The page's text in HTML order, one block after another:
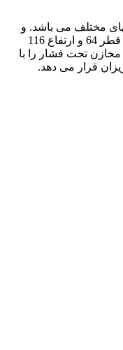
مختلف می باشد. و
منبع تحت فشار 300 لیتری با فشار 10 بار قطر 64 و ارتفاع 116
تحت فشار را با
قرار می دهد.